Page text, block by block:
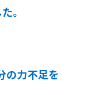
。
の力不足を